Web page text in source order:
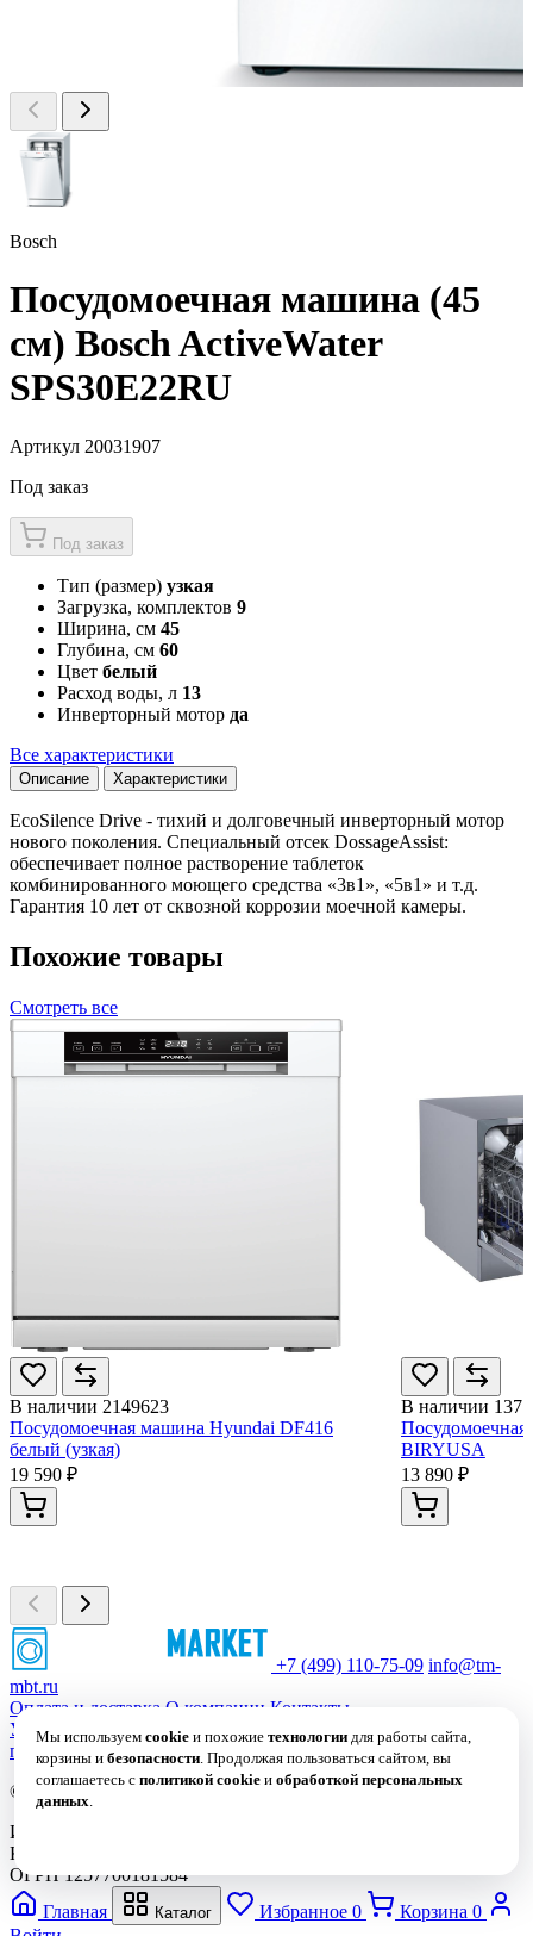
Bosch
Посудомоечная машина (45
см) Bosch ActiveWater
SPS30E22RU
Артикул 20031907
Под заказ
Под заказ
Тип (размер) узкая
Загрузка, комплектов 9
Ширина, см 45
Глубина, см 60
Цвет белый
Расход воды, л 13
Инверторный мотор да
Все характеристики
Описание Характеристики
EcoSilence Drive - тихий и долговечный инверторный мотор
нового поколения. Специальный отсек DossageAssist:
обеспечивает полное растворение таблеток
комбинированного моющего средства «3в1», «5в1» и т.д.
Гарантия 10 лет от сквозной коррозии моечной камеры.
Похожие товары
Смотреть все
В наличии 2149623
Посудомоечная машина Hyundai DF416
белый (узкая)
19 590 ₽
В наличии
BIRYUSA
13 890 ₽
+7 (499) 110-75-09 info@tm-
mbt.ru
Оплата и доставка О компании Контакты
Условия использования сайта
Политика обработки
персональных данных
Политика в отношении файлов Cookie
© 2019 – 2026 Все права защищены. ООО "СИМВОЛ"
ИНН 9715509473
КПП 771501001
ОГРН 1257700181584
Мы используем cookieи похожие технологиидля работы сайта,
корзины и безопасности. Продолжая пользоваться сайтом, вы
соглашаетесь с политикой cookieи обработкой персональных
данных.
Главная Каталог Избранное 0 Корзина 0